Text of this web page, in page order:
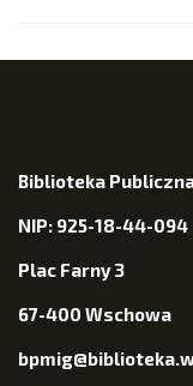
Biblioteka
NIP: 925-18-44-094
Plac Farny 3
67-400 Wschowa